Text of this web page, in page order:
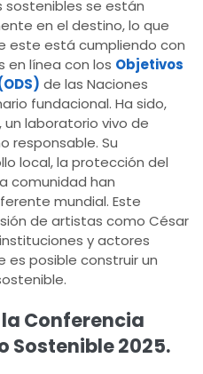
se están
en el destino, lo que
este está cumpliendo con
en línea con los Objetivos
de las Naciones
fundacional. Ha sido,
laboratorio vivo de
responsable. Su
local, la protección del
comunidad han
mundial. Este
de artistas como César
y actores
es posible construir un
Conferencia
Sostenible 2025.